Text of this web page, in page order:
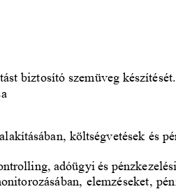
biztosító szemüveg készítését.
ában , költségvetések és
adóügyi és
ában , elemzéseket ,